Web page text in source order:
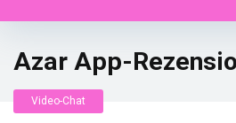
Azar App-
Video-Chat